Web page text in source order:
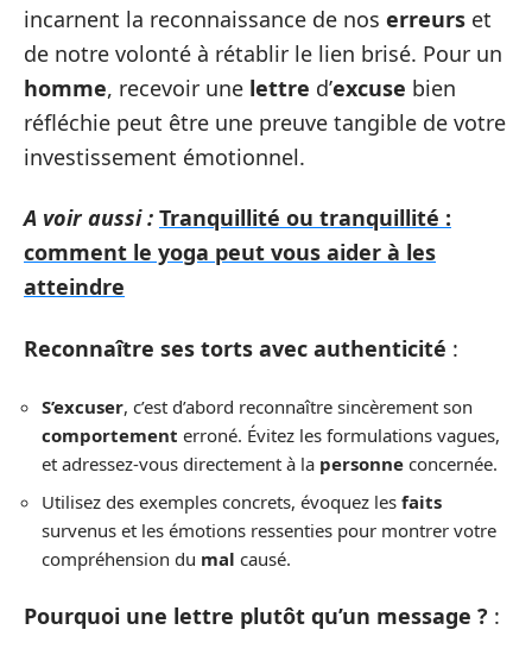
incarnent la reconnaissance de nos erreurs et
de notre volonté à rétablir le lien brisé. Pour un
homme, recevoir une lettre d’excuse bien
réfléchie peut être une preuve tangible de votre
investissement émotionnel.
A voir aussi : Tranquillité ou tranquillité :
comment le yoga peut vous aider à les
atteindre
Reconnaître ses torts avec authenticité :
S’excuser, c’est d’abord reconnaître sincèrement son
comportement erroné. Évitez les formulations vagues,
et adressez-vous directement à la personne concernée.
Utilisez des exemples concrets, évoquez les faits
survenus et les émotions ressenties pour montrer votre
compréhension du mal causé.
Pourquoi une lettre plutôt qu’un message ? :